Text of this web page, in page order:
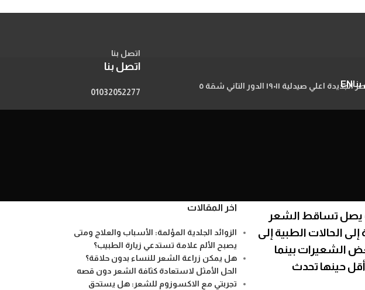
اتصل بنا
اتصل بنا
01032052277
EN
يصل تساقط الشعر
إلى الحالات الطبية إلى
الشعيرات بينما
حينها تحدث
اخر المقالات
الزوائد الجلدية المؤلمة: الأسباب والعلاج ومتى
يصبح الألم علامة تستدعي زيارة الطبيب؟
هل يمكن زراعة الشعر للنساء بدون حلاقة؟
الحل الأمثل لاستعادة كثافة الشعر دون قصه
تجربتي مع الاكسوزوم للشعر: هل يستحق